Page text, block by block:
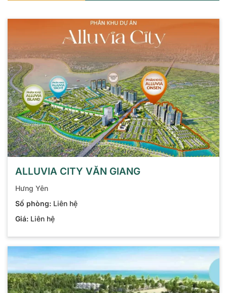
ALLUVIA CITY VĂN GIANG
Hưng Yên
Số phòng:Liên hệ
Giá:Liên hệ